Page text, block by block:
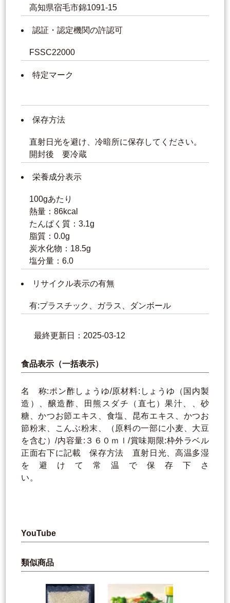
高知県宿毛市錦1091-15
認証・認定機関の許認可
FSSC22000
特定マーク
保存方法
直射日光を避け、冷暗所に保存してください。
開封後 要冷蔵
栄養成分表示
100gあたり
熱量：86kcal
たんぱく質：3.1g
脂質：0.0g
炭水化物：18.5g
塩分量：6.0
リサイクル表示の有無
有:プラスチック、ガラス、ダンボール
最終更新日：2025-03-12
食品表示（一括表示）
名 称:ポン酢しょうゆ/原材料:しょうゆ（国内製
造）、醸造酢、田熊スダチ（直七）果汁、、砂
糖、かつお節エキス、食塩、昆布エキス、かつお
節粉末、こんぶ粉末、（原料の一部に小麦、大豆
を含む）/内容量:３６０ｍｌ/賞味期限:枠外ラベル
正面右下に記載 保存方法 直射日光、高温多湿
を避けて常温で保存下さ
い。
YouTube
類似商品